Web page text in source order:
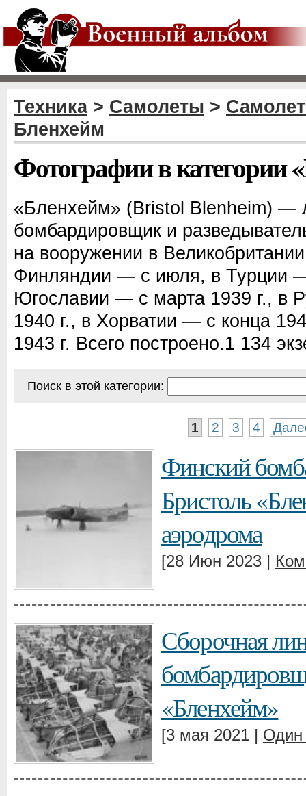
Техника> Самолеты >
Бленхейм
Фотографии в категории
«Бленхейм» (Bristol Blenheim) —
бомбардировщик и
на вооружении в
Финляндии — с июля, в Турции
Югославии — с марта 1939 г., в
1940 г., в Хорватии — с конца
1943 г. Всего построено.1 134
Поиск в этой категории:
1 2 3 4
Финский
Бристоль
аэродрома
[28 Июн 2023 |
Сборочная
«Бленхейм»
[3 мая 2021 | Один